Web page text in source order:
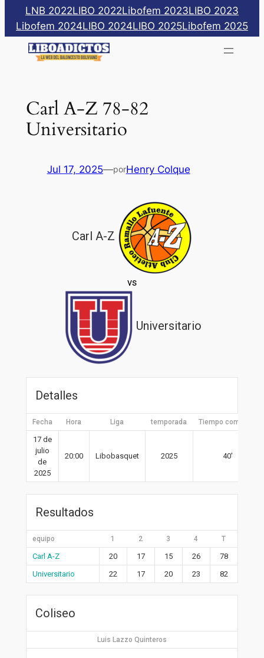
Saltar
contenido
LNB 2022LIBO 2022Libofem 2023LIBO 2023
Libofem 2024LIBO 2024LIBO 2025Libofem 2025
Carl A-Z 78-82
Universitario
Jul 17, 2025—porHenry Colque
Carl A-Z
vs
Universitario
Detalles
Fecha Hora Liga temporada Tiempo completo
17 de
julio
de
2025
20:00 Libobasquet 2025 40′
Resultados
equipo 1 2 3 4 T
Carl A-Z 20 17 15 26
78
Universitario
22 17 20 23 82
Coliseo
Luis Lazzo Quinteros